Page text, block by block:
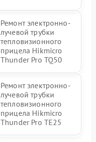
Ремонт электронно-
лучевой трубки
тепловизионного
прицела Hikmicro
Thunder Pro TQ50
Ремонт электронно-
лучевой трубки
тепловизионного
прицела Hikmicro
Thunder Pro TE25